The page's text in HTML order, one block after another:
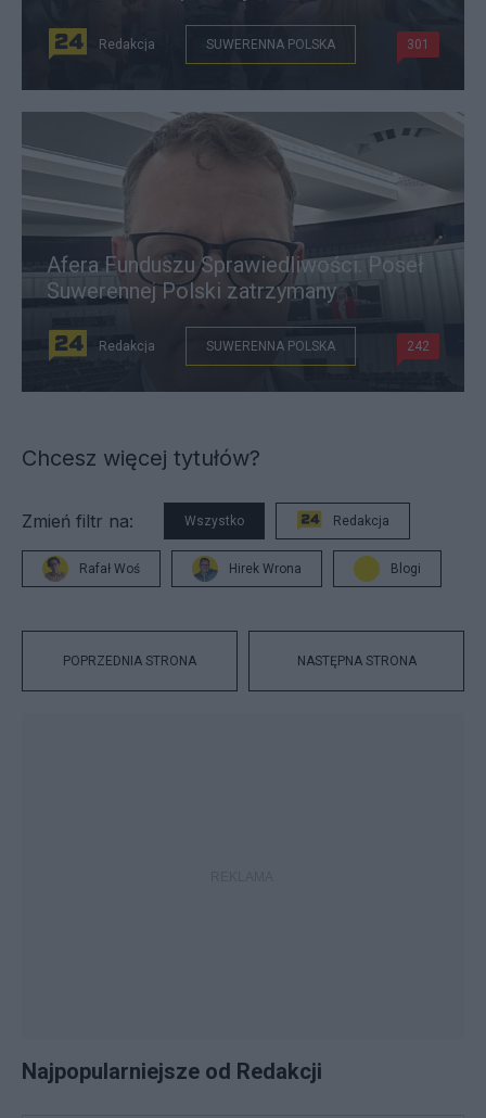
Redakcja SUWERENNA POLSKA 301
Afera Funduszu Sprawiedliwości. Poseł
Suwerennej Polski zatrzymany
Redakcja SUWERENNA POLSKA 242
Chcesz więcej tytułów?
Zmień filtr na: Wszystko Redakcja
Rafał Woś Hirek Wrona Blogi
POPRZEDNIA STRONA NASTĘPNA STRONA
Najpopularniejsze od Redakcji